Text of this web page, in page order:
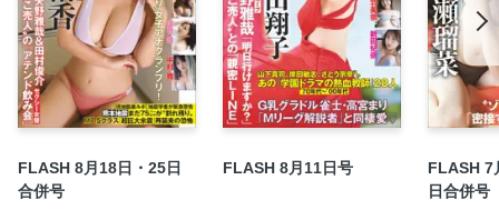
目次
相沢菜々子「スタートライン」
蒼井すず「すごいの、持ってる！」
【連載】昭和郷愁館「愛国から幸福ゆき切符」
（お知らせ）FLASHデジタル版限定特典 コミック特別公
開！
FLASH 8月18日・25日
合併号
FLASH 8月11日号
FLASH 7
日合併号